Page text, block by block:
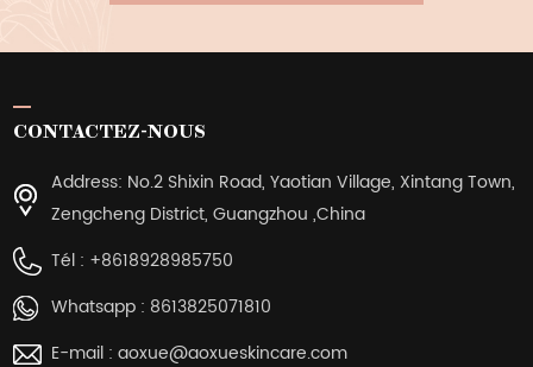
CONTACTEZ-NOUS
Address: No.2 Shixin Road, Yaotian Village, Xintang Town,
Zengcheng District, Guangzhou ,China
Tél : +8618928985750
Whatsapp : 8613825071810
E-mail : aoxue@aoxueskincare.com